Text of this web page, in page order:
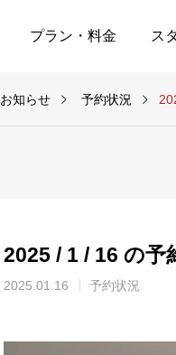
プラン・料金 ス
お知らせ 予約状況
2025 / 1 / 16 の予
2025.01.16 予約状況